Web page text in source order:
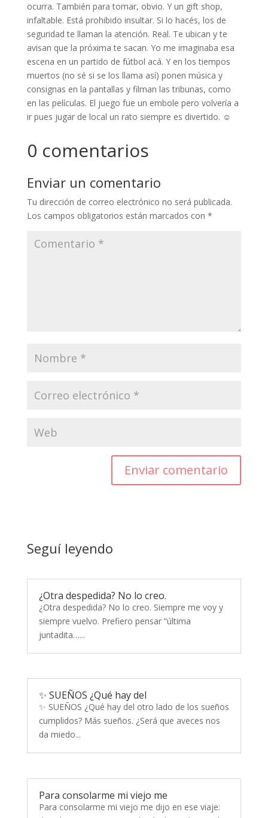
ocurra. También para tomar, obvio. Y un gift shop,
infaltable. Está prohibido insultar. Si lo hacés, los de
seguridad te llaman la atención. Real. Te ubican y te
avisan que la próxima te sacan. Yo me imaginaba esa
escena en un partido de fútbol acá. Y en los tiempos
muertos (no sé si se los llama así) ponen música y
consignas en la pantallas y filman las tribunas, como
en las películas. El juego fue un embole pero volvería a
ir pues jugar de local un rato siempre es divertido. ☺️
0 comentarios
Enviar un comentario
Tu dirección de correo electrónico no será publicada.
Los campos obligatorios están marcados con *
Enviar comentario
Seguí leyendo
¿Otra despedida? No lo creo.
¿Otra despedida? No lo creo. Siempre me voy y
siempre vuelvo. Prefiero pensar “última
juntadita…...
✨ SUEÑOS ¿Qué hay del
✨ SUEÑOS ¿Qué hay del otro lado de los sueños
cumplidos? Más sueños. ¿Será que aveces nos
da miedo...
Para consolarme mi viejo me
Para consolarme mi viejo me dijo en ese viaje: